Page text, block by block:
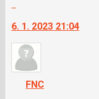
další
nový
názor.
navigaci
lze
6. 1. 2023 21:04
FNC